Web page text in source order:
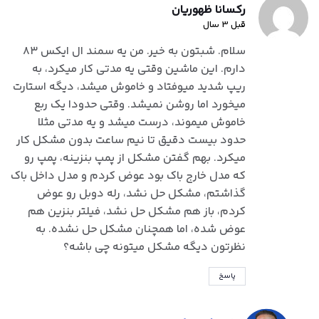
رکسانا ظهوریان
قبل 3 سال
سلام. شبتون به خیر. من یه سمند ال ایکس ۸۳
دارم. این ماشین وقتی یه مدتی کار میکرد، به
ریپ شدید میوفتاد و خاموش میشد، دیگه استارت
میخورد اما روشن نمیشد. وقتی حدودا یک ربع
خاموش میموند، درست میشد و یه مدتی مثلا
حدود بیست دقیق تا نیم ساعت بدون مشکل کار
میکرد. بهم گفتن مشکل از پمپ بنزینه، پمپ رو
که مدل خارج باک بود عوض کردم و مدل داخل باک
گذاشتم، مشکل حل نشد، رله دوبل رو عوض
کردم، باز هم مشکل حل نشد، فیلتر بنزین هم
عوض شده، اما همچنان مشکل حل نشده. به
نظرتون دیگه مشکل میتونه چی باشه؟
پاسخ